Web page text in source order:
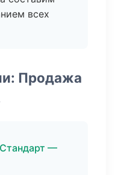
всех
Продажа
—